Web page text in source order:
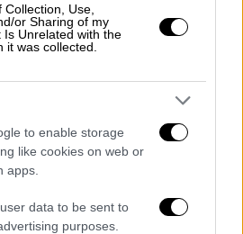
Use,
or Sharing of my
Is Unrelated with the
it was collected.
to enable storage
like cookies on web or
apps.
data to be sent to
purposes.
της πόλης. Στο
ύπαρξης και της
τον ήχο των
εκρήξεων της
νέα μουσική.
ταυτόχρονα.